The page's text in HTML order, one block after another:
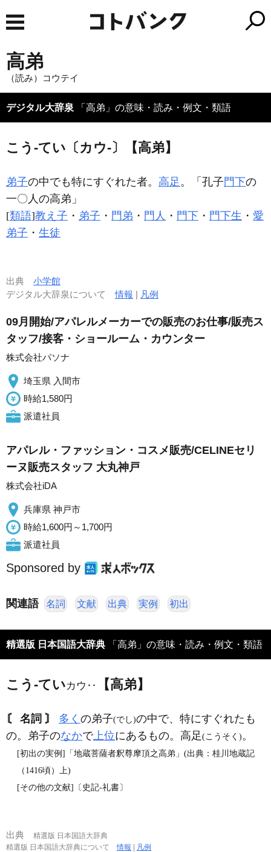
高弟
（読み）コウテイ
デジタル大辞泉 「高弟」の意味・読み・例文・類語
こう‐てい〔カウ‐〕【高弟】
弟子の中でも特にすぐれた者。 高足 。「孔子門下の
一〇人の高弟 」
[類語]教え子 ・ 弟子 ・ 門弟 ・ 門人 ・ 門下 ・ 門下生 ・ 愛
弟子 ・ 生徒
出典 小学館
デジタル大辞泉について情報 | 凡例
09月開始/アパレルメーカーでの販売のお仕事/販売ス
タッフ/接客・ショールーム・カウンター
株式会社パソナ
埼玉県 入間市
時給1,580円
派遣社員
アパレル・ファッション・コスメ販売/CELINEセリ
ーヌ販売スタッフ 大丸神戸
株式会社iDA
兵庫県 神戸市
時給1,600円～1,700円
派遣社員
Sponsored by
関連語 名詞 文献 出典 実例 初出
精選版 日本国語大辞典 「高弟」の意味・読み・例文・類語
こう‐ていカウ‥ 【高弟】
〘 名詞 〙 多く の弟子(でし)の中で、特にすぐれたも
の。弟子のなかで上位にあるもの。高足(こうそく)。
[初出の実例]「地蔵菩薩者釈尊摩頂之高弟」(出典：桂川地蔵記
（1416頃）上)
[その他の文献]〔史記‐礼書〕
出典
精選版 日本国語大辞典
精選版 日本国語大辞典について情報 | 凡例